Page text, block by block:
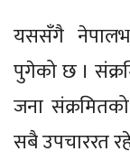
यससँगै
पुगेको छ ।
जना
सबै उपचाररत